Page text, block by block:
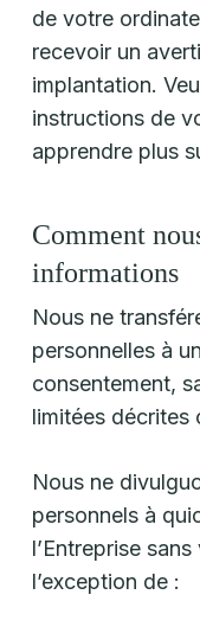
de votre
recevoir un
implantation.
instructions de
apprendre plus
Comment
informations
Nous ne
personnelles à
consentement,
limitées décrites
Nous ne
personnels à
l’Entreprise
l’exception de :